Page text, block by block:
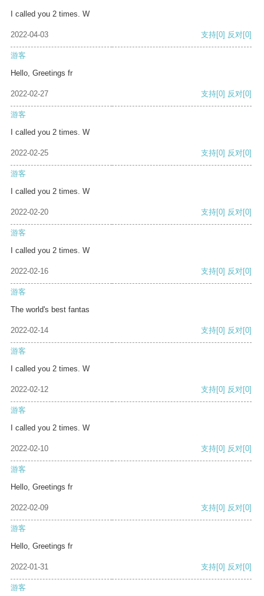
I called you 2 times. W
2022-04-03 支持[0] 反对[0]
游客
Hello, Greetings fr
2022-02-27 支持[0] 反对[0]
游客
I called you 2 times. W
2022-02-25 支持[0] 反对[0]
游客
I called you 2 times. W
2022-02-20 支持[0] 反对[0]
游客
I called you 2 times. W
2022-02-16 支持[0] 反对[0]
游客
The world's best fantas
2022-02-14 支持[0] 反对[0]
游客
I called you 2 times. W
2022-02-12 支持[0] 反对[0]
游客
I called you 2 times. W
2022-02-10 支持[0] 反对[0]
游客
Hello, Greetings fr
2022-02-09 支持[0] 反对[0]
游客
Hello, Greetings fr
2022-01-31 支持[0] 反对[0]
游客